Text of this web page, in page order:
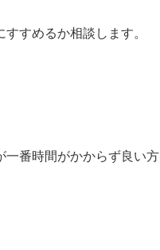
すめるか相談します。
番時間がかからず良い方